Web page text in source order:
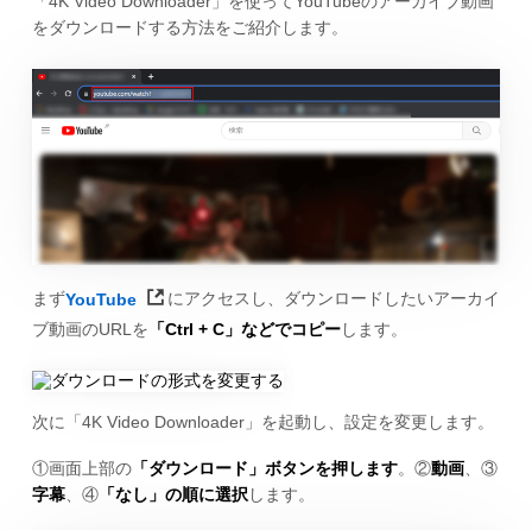
をダウンロードする方法をご紹介します。
まずYouTube
にアクセスし、ダウンロードしたいアーカイ
ブ動画のURLを 「Ctrl + C」などでコピーします。
次に「4K Video Downloader」を起動し、設定を変更します。
①画面上部の「ダウンロード」ボタンを押します。②動画、③
字幕、④「なし」の順に選択 します。